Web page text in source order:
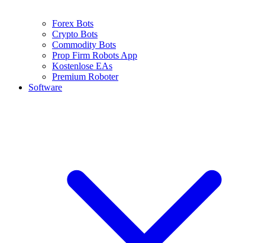
Forex Bots
Crypto Bots
Commodity Bots
Prop Firm Robots App
Kostenlose EAs
Premium Roboter
Software